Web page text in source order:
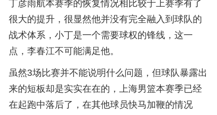
丁彦雨航本赛季的恢复情况相比较于上赛季有了
很大的提升，很显然他并没有完全融入到球队的
战术体系，小丁是一个需要球权的锋线，这一
点，李春江不可能满足他。
虽然3场比赛并不能说明什么问题，但球队暴露出
来的短板却是实实在在的，上海男篮本赛季已经
在起跑中落后了，在其他球员快马加鞭的情况